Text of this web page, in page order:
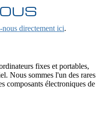
nous directement ici.
fixes et portables,
Nous sommes l'un des rares
composants électroniques de